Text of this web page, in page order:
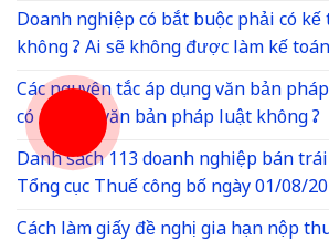
Doanh nghiệp có bắt buộc phải có
không ? Ai sẽ không được làm kế
Các nguyên tắc áp dụng văn bản
có phải là văn bản pháp luật không ?
Danh sách 113 doanh nghiệp bán
Tổng cục Thuế công bố ngày 01/08/
Cách làm giấy đề nghị gia hạn nộp